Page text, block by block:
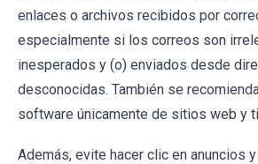
enlaces o archivos recibidos por
especialmente si los correos son
inesperados y (o) enviados desde
desconocidas. También se
software únicamente de sitios web y
Además, evite hacer clic en anuncios